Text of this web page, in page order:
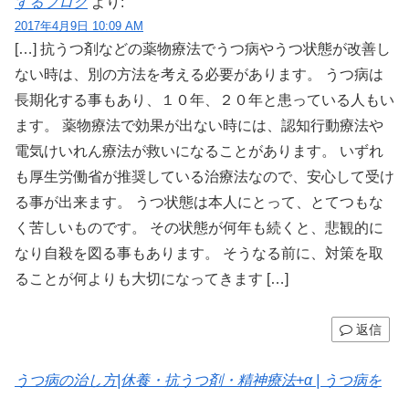
2017年4月9日 10:09 AM
[…] 抗うつ剤などの薬物療法でうつ病やうつ状態が改善し
ない時は、別の方法を考える必要があります。 うつ病は
長期化する事もあり、１０年、２０年と患っている人もい
ます。 薬物療法で効果が出ない時には、認知行動療法や
電気けいれん療法が救いになることがあります。 いずれ
も厚生労働省が推奨している治療法なので、安心して受け
る事が出来ます。 うつ状態は本人にとって、とてつもな
く苦しいものです。 その状態が何年も続くと、悲観的に
なり自殺を図る事もあります。 そうなる前に、対策を取
ることが何よりも大切になってきます […]
返信
うつ病の治し方|休養・抗うつ剤・精神療法+α | うつ病を